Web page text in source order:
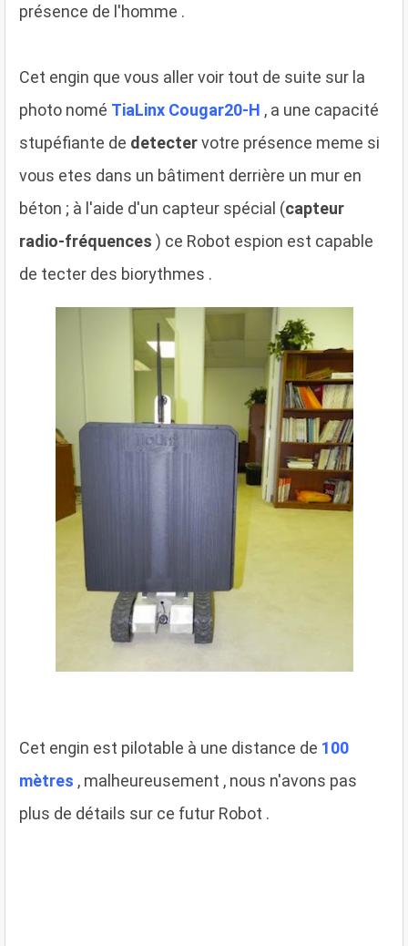
présence de l'homme .
Cet engin que vous aller voir tout de suite sur la
photo nomé TiaLinx Cougar20-H , a une capacité
stupéfiante de detectervotre présence meme si
vous etes dans un bâtiment derrière un mur en
béton ; à l'aide d'un capteur spécial (capteur
radio-fréquences ) ce Robot espion est capable
de tecter des biorythmes .
Cet engin est pilotable à une distance de 100
mètres , malheureusement , nous n'avons pas
plus de détails sur ce futur Robot .